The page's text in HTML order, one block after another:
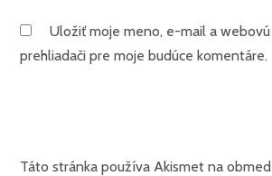
Uložiť moje meno, e-mail a
prehliadači pre moje budúce komentáre.
Táto stránka používa Akismet na